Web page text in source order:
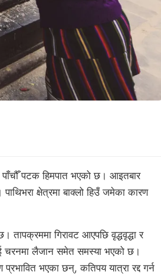
पाँचौँ पटक हिमपात भएको छ। आइतबार
क्षेत्रमा बाक्लो हिउँ जमेका कारण
तापक्रममा गिरावट आएपछि वृद्धवृद्धा र
चरनमा लैजान समेत समस्या भएको छ।
प्रभावित भएका छन्, कतिपय यात्रा रद्द गर्न